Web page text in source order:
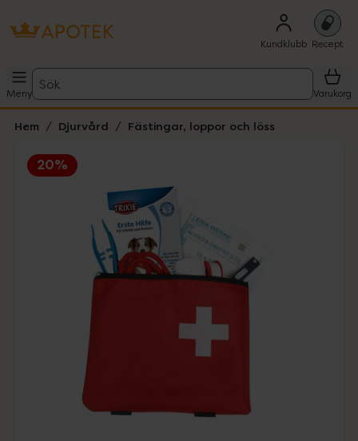
Kundklubb Recept
Meny
Sök
Varukorg
Hem Djurvård Fästingar, loppor och löss
20%
Lista: . Innehåller 4 objekt.
Hoppa över Lista